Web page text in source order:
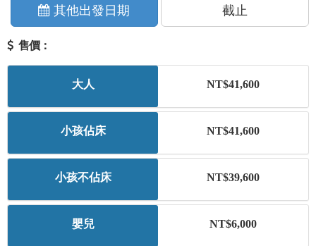
美加紐澳
歐洲
其他出發日期 截止
售價：
大人 NT$41,600
小孩佔床 NT$41,600
小孩不佔床 NT$39,600
嬰兒 NT$6,000